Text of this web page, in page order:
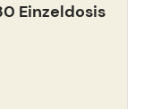
Einzeldosis